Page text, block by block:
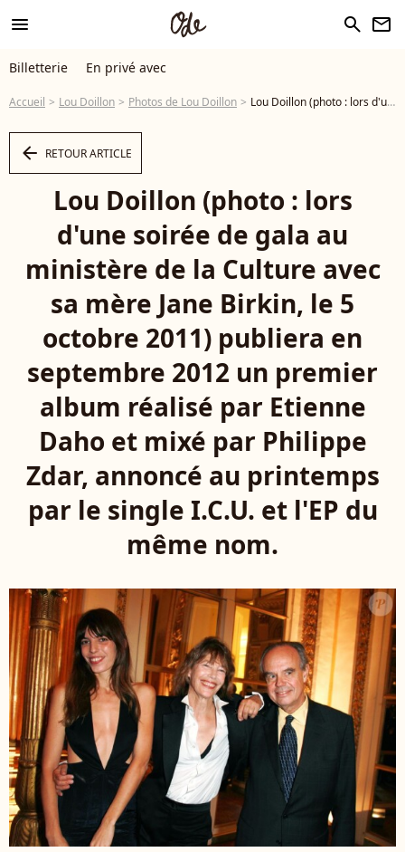
menu search newsletter
Billetterie En privé avec
Accueil Lou Doillon Photos de Lou Doillon Lou Doillon (photo : lors d'une soirée de gala au ministère de la Culture avec sa mère Jane Birkin, le 5 octobre 2011) publiera en septembre 2012 un premier album réalisé par Etienne Daho et mixé par Philippe Zdar, annoncé au printemps par le single I.C.U. et l'EP du même nom. - Photo
arrow_left RETOUR ARTICLE
Lou Doillon (photo : lors
d'une soirée de gala au
ministère de la Culture avec
sa mère Jane Birkin, le 5
octobre 2011) publiera en
septembre 2012 un premier
album réalisé par Etienne
Daho et mixé par Philippe
Zdar, annoncé au printemps
par le single I.C.U. et l'EP du
même nom.